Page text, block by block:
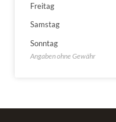
Freitag
Samstag
Sonntag